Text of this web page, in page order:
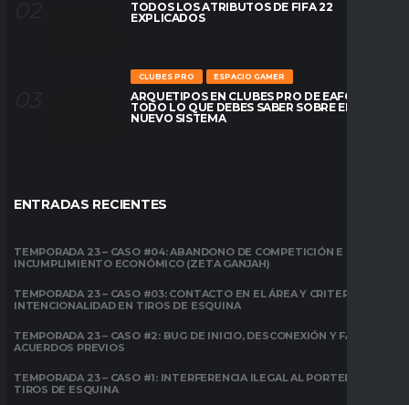
TODOS LOS ATRIBUTOS DE FIFA 22
EXPLICADOS
CLUBES PRO ESPACIO GAMER
ARQUETIPOS EN CLUBES PRO DE EAFC26:
TODO LO QUE DEBES SABER SOBRE EL
NUEVO SISTEMA
ENTRADAS RECIENTES
TEMPORADA 23 – CASO #04: ABANDONO DE COMPETICIÓN E
INCUMPLIMIENTO ECONÓMICO (ZETA GANJAH)
TEMPORADA 23 – CASO #03: CONTACTO EN EL ÁREA Y CRITERIO DE
INTENCIONALIDAD EN TIROS DE ESQUINA
TEMPORADA 23 – CASO #2: BUG DE INICIO, DESCONEXIÓN Y FALTA DE
ACUERDOS PREVIOS
TEMPORADA 23 – CASO #1: INTERFERENCIA ILEGAL AL PORTERO EN
TIROS DE ESQUINA